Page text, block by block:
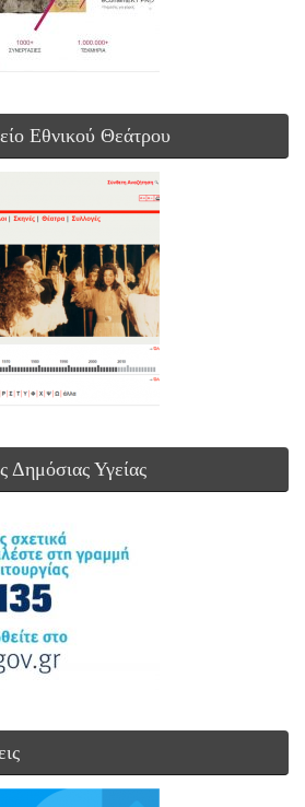
Εθνικού Θεάτρου
Δημόσιας Υγείας